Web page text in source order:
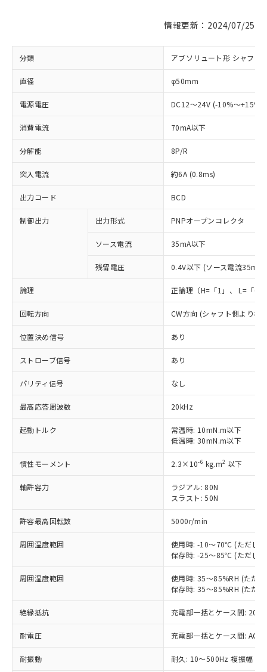
情報更新：2024/07/25
分類 アブソリュート形 シャフト
直径 φ50mm
電源電圧 DC12～24V (-10%～
消費電流 70mA以下
分解能 8P/R
突入電流 約6A (0.8ms)
出力コード BCD
制御出力 出力形式 PNPオープンコレクタ
ソース電流 35mA以下
残留電圧 0.4V以下 (ソース電流35mA
論理 正論理（H=「1」、 L=「0
回転方向 CW方向 (シャフト側より右
位置決め信号 あり
ストローブ信号 あり
パリティ信号 なし
最高応答周波数 20kHz
起動トルク
常温時: 10mN.m以下
低温時: 30mN.m以下
慣性モーメント 2.3×10-6 kg.m2 以下
軸許容力
ラジアル: 80N
スラスト: 50N
許容最高回転数 5000r/min
周囲温度範囲
使用時: -10～70℃ (ただし
保存時: -25～85℃ (ただし
周囲湿度範囲
使用時: 35～85%RH (ただ
保存時: 35～85%RH (ただ
絶縁抵抗 充電部一括とケース間:
耐電圧 充電部一括とケース間:
耐振動 耐久: 10～500Hz 複振幅
以下の条件をお読みいただき、同意のうえ
本サービスは、当社制御機器事業取扱
商品の当社在庫状況および標準価格
(税抜)を提供させていただくもので
当社制御機器事業取扱商品の中には、
本サービスの対象外となる商品もある
ことをご了承ください。
在庫状況および標準価格照会結果は、
記載している更新日時点での社内デー
タに基づき作成されるものであり、閲
覧された時点での実際の在庫および標
準価格とは異なる場合があることをご
※1 対応状況
対応済み：EU RoHS指令（10物質）の
非含有に対応した製品が提供可能な商品で
す。
対応予定：EU RoHS指令（10物質）の非含
有に対応した製品に切り替える予定のある
商品です。
対応予定なし：EU RoHS指令（10物質）の
非含有に非対応の商品で、対応品を出す予
調査・確認中：EU RoHS指令（10物質）の
非含有の対応状況を調査中または確認中の
商品です。
非該当品：ライセンス料など無形物で、有
害物質有無と関係のない商品です。
仕入先様の事情により、非含有部品として
いたものが、含有品と判明した場合などや
むを得ず変更することがあります。
鉛(Pb) 1000ppm以下、 水銀(Hg) 1000ppm以下、 カド
六価クロム(Cr(Ⅵ)) 1000ppm以下、ポリ臭化ビフェニル
類(PBB) 1000ppm以下、ポリ臭化ジフェニルエーテル類
※1 中国RoHS○×表
「○」：最大均質材料含有率が中国RoHSの
基準値以下であることを示します。
「×」：最大均質材料含有率が中国RoHSの
基準値を超えていることを示します。
「－」：未確認です。当社販売部門へお問
い合わせください。
*中国RoHS10物質の基準値 (GB/T26572)：
Pb(鉛) :1000ppm、 Hg(水銀) : 1000ppm、 Cd(カドミウ
当社は、これら貴社製品のうち、外国
為替および外国貿易法に定める商品
（以下｢規制貨物等」という）を輸出
または国外への提供する場合は、日本
国政府の輸出許可(または役務取引許
可)を取得するなどの必要な手続きを